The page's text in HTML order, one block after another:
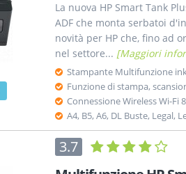
La nuova HP Smart Tank
ADF che monta serbatoi
novità per HP che, fino ad
nel settore... [Maggiori
Stampante Multifunzione
Funzione di stampa,
Connessione Wireless Wi-Fi
A4, B5, A6, DL Buste, Legal,
3.7